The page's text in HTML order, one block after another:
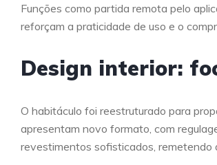
Funções como partida remota pelo
reforçam a praticidade de uso e o
Design interior:
O habitáculo foi reestruturado para
apresentam novo formato, com
revestimentos sofisticados, remetendo